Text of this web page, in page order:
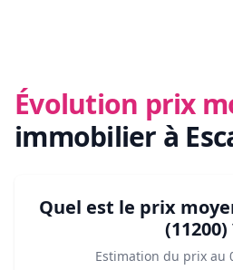
Évolution prix
immobilier à
Quel est le prix
(11200)
Estimation du prix au